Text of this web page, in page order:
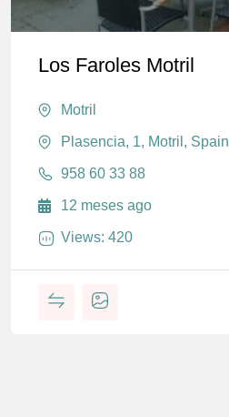
Los Faroles Motril
Motril
Plasencia, 1, Motril, Spain
958 60 33 88
12 meses ago
Views: 420